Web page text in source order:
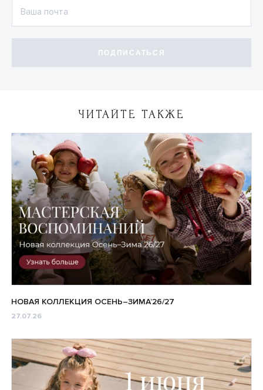
ПОДПИСАТЬСЯ
ЧИТАЙТЕ ТАКЖЕ
27.07.26
НОВАЯ КОЛЛЕКЦИЯ ОСЕНЬ–ЗИМА’26/27